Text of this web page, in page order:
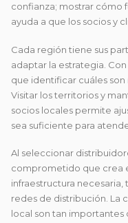
confianza; mostrar cómo
ayuda a que los socios y
Cada región tiene sus
adaptar la estrategia.
que identificar cuáles
Visitar los territorios y
socios locales permite
sea suficiente para
Al seleccionar
comprometido que crea
infraestructura
redes de distribución. La
local son tan